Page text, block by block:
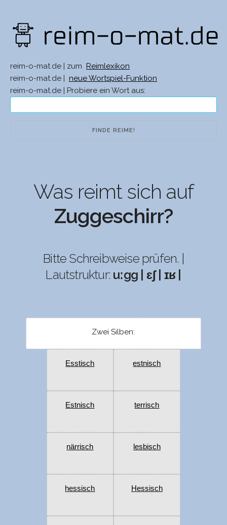
reim-o-mat.de | zum
Reimlexikon
reim-o-mat.de |
neue Wortspiel-Funktion
reim-o-mat.de | Probiere ein Wort aus:
Was reimt sich auf
Zuggeschirr?
Bitte Schreibweise prüfen. |
Lautstruktur: uːgg | ɛʃ | ɪʁ |
Zwei Silben:
Esstisch estnisch
Estnisch terrisch
närrisch lesbisch
hessisch Hessisch